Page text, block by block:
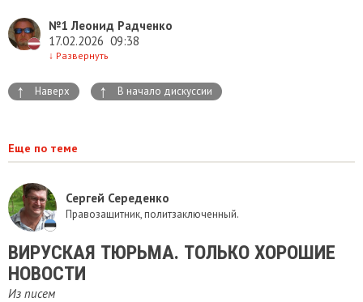
№1 Леонид Радченко
17.02.2026 09:38
↓ Развернуть
↑ Наверх ↑ В начало дискуссии
Еще по теме
Сергей Середенко
Правозащитник, политзаключенный.
ВИРУСКАЯ ТЮРЬМА. ТОЛЬКО ХОРОШИЕ
НОВОСТИ
Из писем